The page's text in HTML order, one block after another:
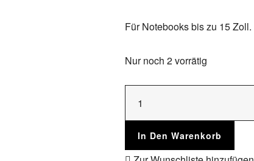
Für Notebooks bis zu 15 Zoll.
Nur noch 2 vorrätig
In Den Warenkorb